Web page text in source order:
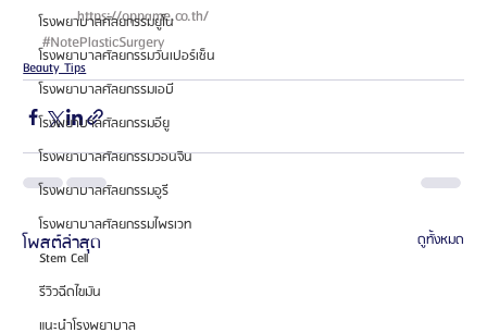
โรงพยาบาลศัลยกรรมยูโน
โรงพยาบาลศัลยกรรมวันเปอร์เซ็น
โรงพยาบาลศัลยกรรมเอบี
โรงพยาบาลศัลยกรรมอียู
โรงพยาบาลศัลยกรรมวอนจิน
โรงพยาบาลศัลยกรรมอูรี
โรงพยาบาลศัลยกรรมไพรเวท
Stem Cell
รีวิวฉีดไขมัน
แนะนำโรงพยาบาล
https://oppame.co.th/
#NotePlasticSurgery
Beauty Tips
โพสต์ล่าสุด ดูทั้งหมด